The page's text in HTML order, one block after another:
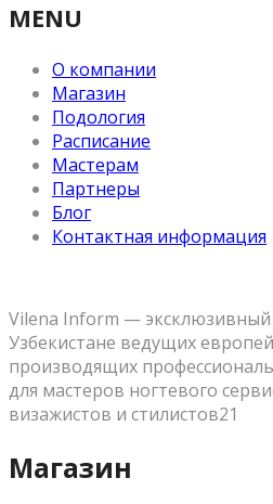
MENU
О компании
Магазин
Подология
Расписание
Мастерам
Партнеры
Блог
Контактная информация
Vilena Inform —
Узбекистане ведущих
производящих
для мастеров ногтевого
визажистов и стилистов21
Магазин